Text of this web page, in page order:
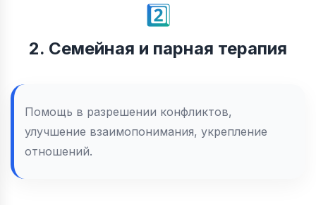
2️⃣
2. Семейная и парная терапия
Помощь в разрешении конфликтов,
улучшение взаимопонимания, укрепление
отношений.